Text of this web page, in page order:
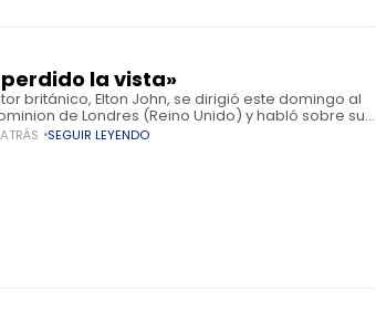
perdido la vista»
británico, Elton John, se dirigió este domingo al
de Londres (Reino Unido) y habló sobre su
después de haber admitido que atravesaba
SEGUIR LEYENDO